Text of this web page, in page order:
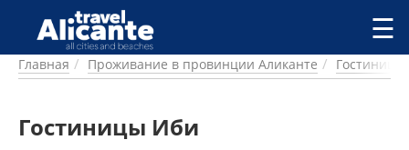
Перейти к основному содержанию
ГОРОДА
ПИТАНИЕ
ПРОЖИВАНИЕ
☰
Главная Проживание в провинции Аликанте Гостиницы
Гостиницы Иби